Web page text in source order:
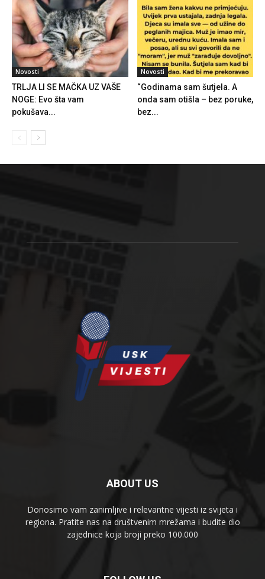
Novosti
TRLJA LI SE MAČKA UZ VAŠE
NOGE: Evo šta vam
pokušava...
Novosti
“Godinama sam šutjela. A
onda sam otišla – bez poruke,
bez...
ABOUT US
Donosimo vam zanimljive i relevantne vijesti iz svijeta i
regiona. Pratite nas na društvenim mrežama i budite dio
zajednice koja broji preko 100.000